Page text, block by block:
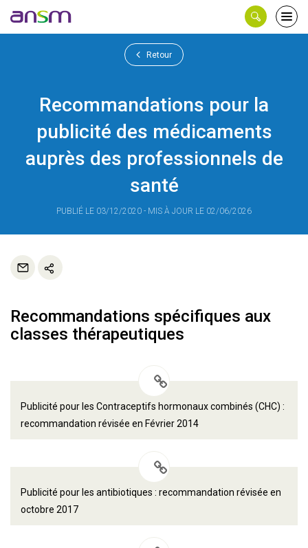
le
Retour
Recommandations pour la
publicité des médicaments
auprès des professionnels de
santé
PUBLIÉ LE 03/12/2020 - MIS À JOUR LE 02/06/2026
Recommandations spécifiques aux
classes thérapeutiques
Publicité pour les Contraceptifs hormonaux combinés (CHC) :
recommandation révisée en Février 2014
Publicité pour les antibiotiques : recommandation révisée en
octobre 2017